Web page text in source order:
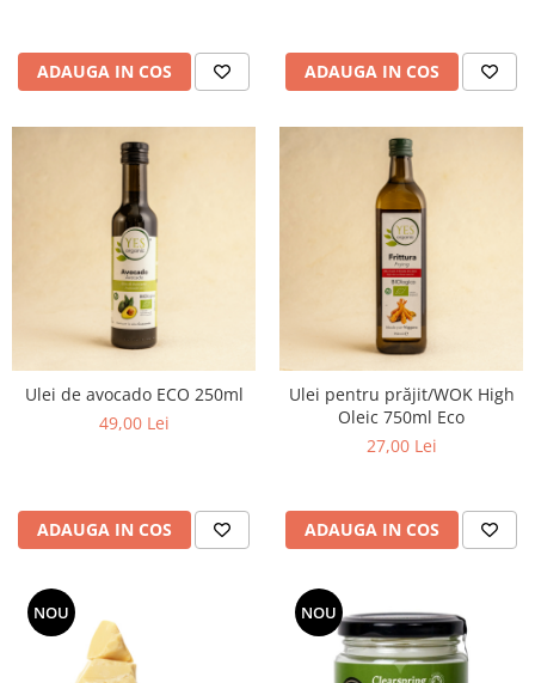
ADAUGA IN COS ADAUGA IN COS
Ulei de avocado ECO 250ml
49,00 Lei
ADAUGA IN COS
Ulei pentru prăjit/WOK High
Oleic 750ml Eco
27,00 Lei
ADAUGA IN COS
NOU NOU